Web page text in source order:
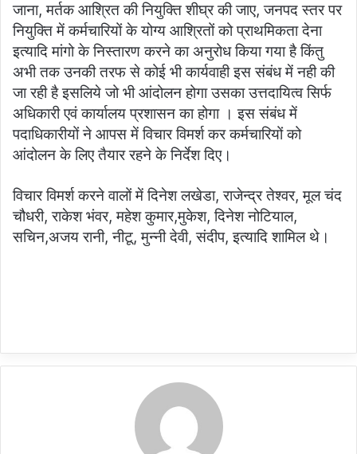
जाना, मर्तक आश्रित की नियुक्ति शीघ्र की जाए, जनपद स्तर पर
नियुक्ति में कर्मचारियों के योग्य आश्रितों को प्राथमिकता देना
इत्यादि मांगो के निस्तारण करने का अनुरोध किया गया है किंतु
अभी तक उनकी तरफ से कोई भी कार्यवाही इस संबंध में नही की
जा रही है इसलिये जो भी आंदोलन होगा उसका उत्तदायित्व सिर्फ
अधिकारी एवं कार्यालय प्रशासन का होगा । इस संबंध में
पदाधिकारीयों ने आपस में विचार विमर्श कर कर्मचारियों को
आंदोलन के लिए तैयार रहने के निर्देश दिए।
विचार विमर्श करने वालों में दिनेश लखेडा, राजेन्द्र तेश्वर, मूल चंद
चौधरी, राकेश भंवर, महेश कुमार,मुकेश, दिनेश नोटियाल,
सचिन,अजय रानी, नीटू, मुन्नी देवी, संदीप, इत्यादि शामिल थे।